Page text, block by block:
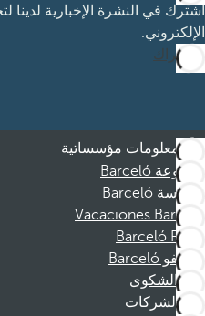
اشترك في النشرة الإخبارية
الإلكتروني.
الاشتراك
معلومات مؤسساتية
مجموعة Barceló
مؤسسة Barceló
Vacaciones Barceló
Barceló Films
موظفو Barceló
قناة الشكوى
الشركات